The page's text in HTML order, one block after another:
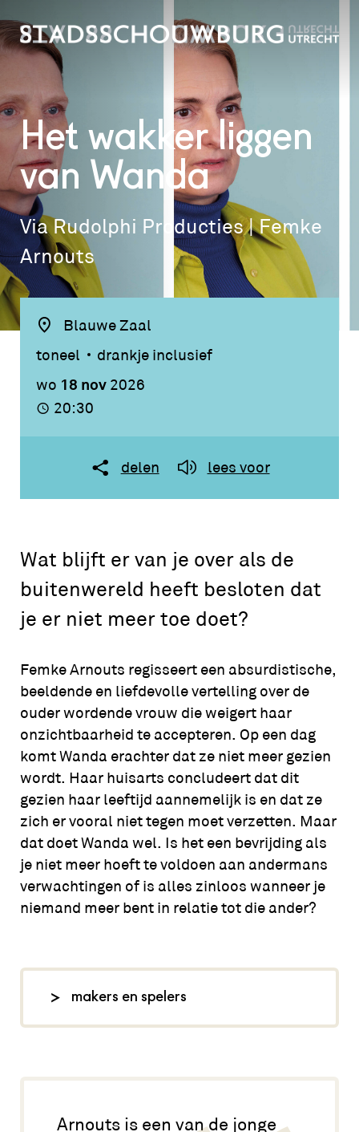
Het wakker liggen
van Wanda
Via Rudolphi Producties | Femke
Arnouts
Blauwe Zaal
toneel
drankje inclusief
wo 18 nov 2026
20:30
delen lees voor
Wat blijft er van je over als de
buitenwereld heeft besloten dat
je er niet meer toe doet?
Femke Arnouts regisseert een absurdistische,
beeldende en liefdevolle vertelling over de
ouder wordende vrouw die weigert haar
onzichtbaarheid te accepteren. Op een dag
komtWanda erachter dat ze niet meer gezien
wordt. Haar huisarts concludeert dat dit
gezien haar leeftijd aannemelijk is en dat ze
zich er vooral niet tegen moet verzetten. Maar
dat doetWanda wel. Is het een bevrijding als
je niet meer hoeft te voldoen aan andermans
verwachtingen of is alles zinloos wanneer je
niemand meer bent in relatie tot die ander?
makers en spelers
Arnouts is een van de jonge